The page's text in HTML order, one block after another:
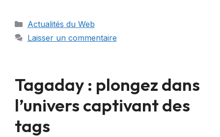
Catégories
Actualités du Web
Laisser un commentaire
Tagaday : plongez dans
l’univers captivant des
tags